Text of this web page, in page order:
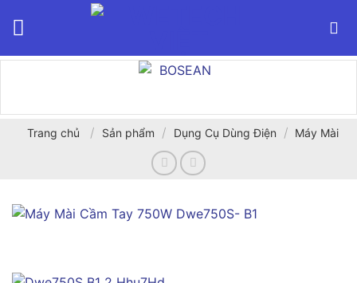
Trang chủ / Sản phẩm / Dụng Cụ Dùng Điện / Máy Mài